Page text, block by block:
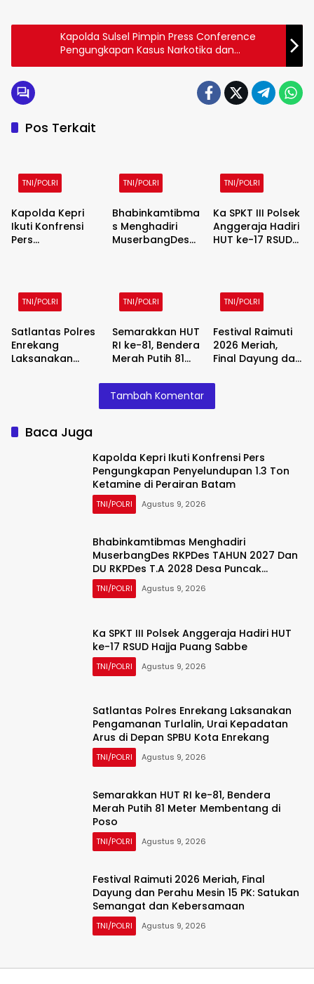
Kapolda Sulsel Pimpin Press Conference
Pengungkapan Kasus Narkotika dan
Penculikan Anak di Bawah Umur
Pos Terkait
TNI/POLRI
Kapolda Kepri
Ikuti Konfrensi
Pers
di Perairan
Batam
TNI/POLRI
Bhabinkamtibma
s Menghadiri
MuserbangDes
Desa Puncak
Harapan
TNI/POLRI
Ka SPKT III Polsek
Anggeraja Hadiri
HUT ke-17 RSUD
TNI/POLRI
Satlantas Polres
Enrekang
Laksanakan
Kota Enrekang
TNI/POLRI
Semarakkan HUT
RI ke-81, Bendera
Merah Putih 81
Membentang di
Poso
TNI/POLRI
Festival Raimuti
2026 Meriah,
Final Dayung dan
PK: Satukan
Kebersamaan
Tambah Komentar
Baca Juga
Kapolda Kepri Ikuti Konfrensi Pers
Pengungkapan Penyelundupan 1.3 Ton
Ketamine di Perairan Batam
TNI/POLRI Agustus 9, 2026
Bhabinkamtibmas Menghadiri
MuserbangDes RKPDes TAHUN 2027 Dan
DU RKPDes T.A 2028 Desa Puncak
Harapan
TNI/POLRI Agustus 9, 2026
Ka SPKT III Polsek Anggeraja Hadiri HUT
ke-17 RSUD Hajja Puang Sabbe
TNI/POLRI Agustus 9, 2026
Satlantas Polres Enrekang Laksanakan
Pengamanan Turlalin, Urai Kepadatan
Arus di Depan SPBU Kota Enrekang
TNI/POLRI Agustus 9, 2026
Semarakkan HUT RI ke-81, Bendera
Merah Putih 81 Meter Membentang di
Poso
TNI/POLRI Agustus 9, 2026
Festival Raimuti 2026 Meriah, Final
Dayung dan Perahu Mesin 15 PK: Satukan
Semangat dan Kebersamaan
TNI/POLRI Agustus 9, 2026